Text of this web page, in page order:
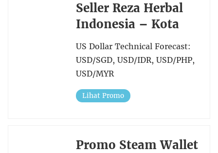
Seller Reza Herbal
Indonesia – Kota
US Dollar Technical Forecast:
USD/SGD, USD/IDR, USD/PHP,
USD/MYR
Lihat Promo
Promo Steam Wallet